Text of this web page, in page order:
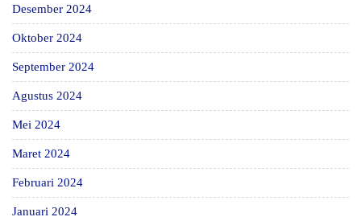
Desember 2024
Oktober 2024
September 2024
Agustus 2024
Mei 2024
Maret 2024
Februari 2024
Januari 2024